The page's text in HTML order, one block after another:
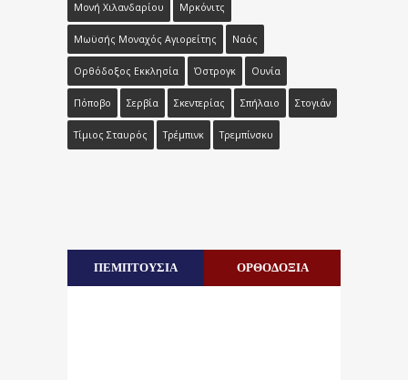
Μονή Χιλανδαρίου Μρκόνιτς
Μωϋσής Μοναχός Αγιορείτης Ναός
Ορθόδοξος Εκκλησία Όστρογκ Ουνία
Πόποβο Σερβία Σκεντερίας Σπήλαιο Στογιάν
Τίμιος Σταυρός Τρέμπινκ Τρεμπίνσκυ
ΠΕΜΠΤΟΥΣΙΑ ΟΡΘΟΔΟΞΙΑ